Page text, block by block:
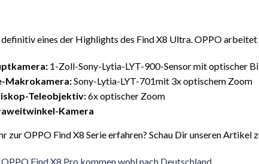
eines der Highlights des Find X8 Ultra. OPPO
1-Zoll-Sony-Lytia-LYT-900-Sensor mit optischer
Makrokamera:Sony-Lytia-LYT-701mit 3x optischem Zoom
Teleobjektiv:6x optischer Zoom
Kamera
zur OPPO Find X8 Serie erfahren? Schau Dir unseren Artikel
Find X8 Pro kommen wohl nach Deutschland